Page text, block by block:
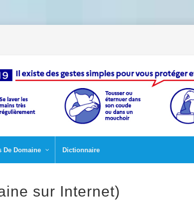
De Domaine Dictionnaire
sur Internet)